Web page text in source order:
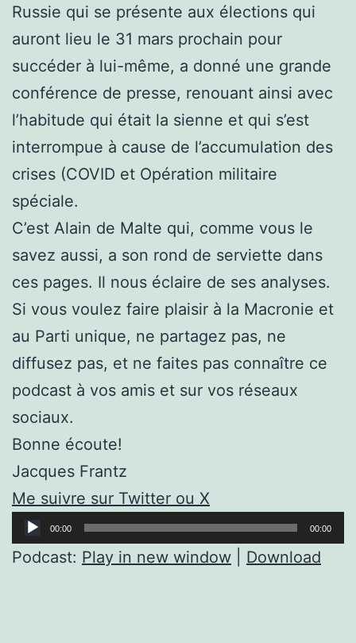
Russie qui se présente aux élections qui
auront lieu le 31 mars prochain pour
succéder à lui-même, a donné une grande
conférence de presse, renouant ainsi avec
l’habitude qui était la sienne et qui s’est
interrompue à cause de l’accumulation des
crises (COVID et Opération militaire
spéciale.
C’est Alain de Malte qui, comme vous le
savez aussi, a son rond de serviette dans
ces pages. Il nous éclaire de ses analyses.
Si vous voulez faire plaisir à la Macronie et
au Parti unique, ne partagez pas, ne
diffusez pas, et ne faites pas connaître ce
podcast à vos amis et sur vos réseaux
sociaux.
Bonne écoute!
Jacques Frantz
Me suivre sur Twitter ou X
Lecteur
audio
00:00 00:00
Podcast: Play in new window Download